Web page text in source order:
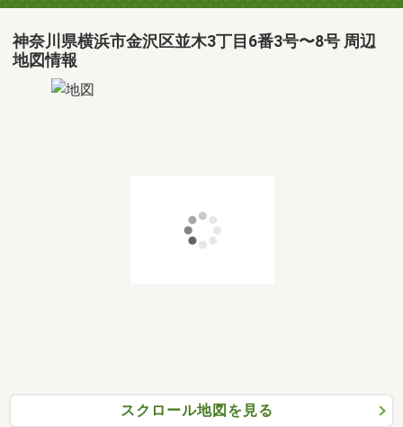
神奈川県横浜市金沢区並木3丁目6番3号〜8号 周辺
地図情報
スクロール地図を見る